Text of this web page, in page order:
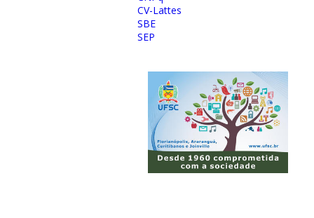
CV-Lattes
SBE
SEP